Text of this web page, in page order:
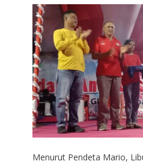
Menurut Pendeta Mario,